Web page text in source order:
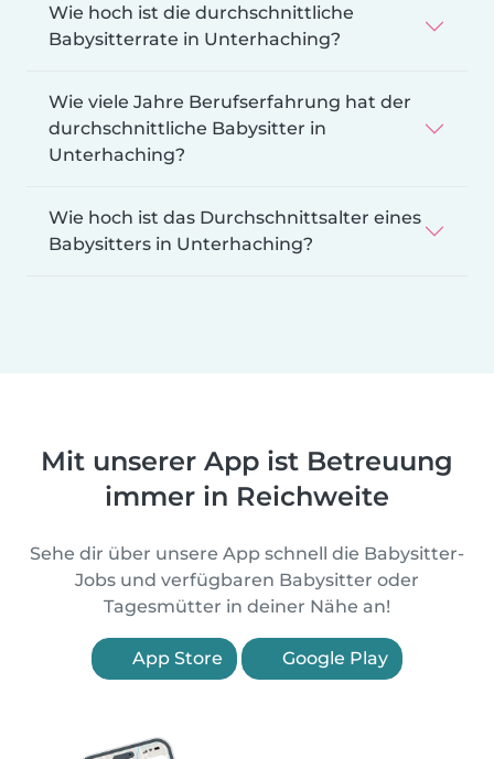
Wie hoch ist die durchschnittliche
Babysitterrate in Unterhaching?
Wie viele Jahre Berufserfahrung hat der
durchschnittliche Babysitter in
Unterhaching?
Wie hoch ist das Durchschnittsalter eines
Babysitters in Unterhaching?
Mit unserer App ist Betreuung
immer in Reichweite
Sehe dir über unsere App schnell die Babysitter-
Jobs und verfügbaren Babysitter oder
Tagesmütter in deiner Nähe an!
App Store Google Play